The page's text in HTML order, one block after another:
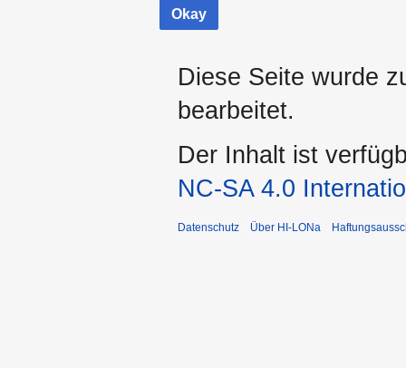
Okay
Diese Seite wurde
bearbeitet.
Der Inhalt ist
NC-SA 4.0
Datenschutz Über HI-LONa